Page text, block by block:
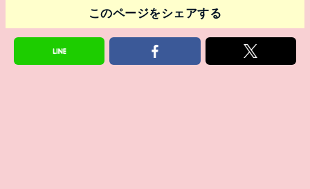
このページをシェアする